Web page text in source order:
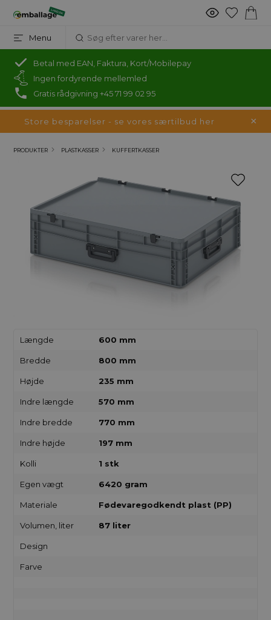
Menu
Betal med EAN, Faktura, Kort/Mobilepay
Ingen fordyrende mellemled
Gratis rådgivning +45 71 99 02 95
Store besparelser - se vores særtilbud her
PRODUKTER PLASTKASSER KUFFERTKASSER
Længde 600 mm
Bredde 800 mm
Højde 235 mm
Indre længde 570 mm
Indre bredde 770 mm
Indre højde 197 mm
Kolli 1 stk
Egen vægt 6420 gram
Materiale Fødevaregodkendt plast (PP)
Volumen, liter 87 liter
Design
Farve